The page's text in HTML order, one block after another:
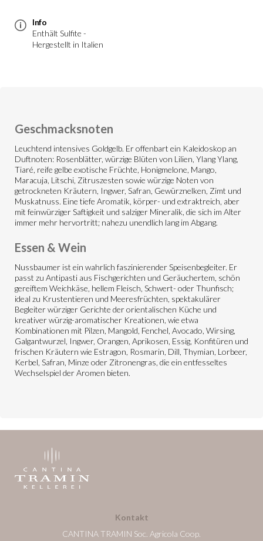
Info
Enthält Sulfite -
Hergestellt in Italien
Geschmacksnoten
Leuchtend intensives Goldgelb. Er offenbart ein Kaleidoskop an
Duftnoten: Rosenblätter, würzige Blüten von Lilien, Ylang Ylang,
Tiaré, reife gelbe exotische Früchte, Honigmelone, Mango,
Maracuja, Litschi, Zitruszesten sowie würzige Noten von
getrockneten Kräutern, Ingwer, Safran, Gewürznelken, Zimt und
Muskatnuss. Eine tiefe Aromatik, körper- und extraktreich, aber
mit feinwürziger Saftigkeit und salziger Mineralik, die sich im Alter
immer mehr hervortritt; nahezu unendlich lang im Abgang.
Essen & Wein
Nussbaumer ist ein wahrlich faszinierender Speisenbegleiter. Er
passt zu Antipasti aus Fischgerichten und Geräuchertem, schön
gereiftem Weichkäse, hellem Fleisch, Schwert- oder Thunfisch;
ideal zu Krustentieren und Meeresfrüchten, spektakulärer
Begleiter würziger Gerichte der orientalischen Küche und
kreativer würzig-aromatischer Kreationen, wie etwa
Kombinationen mit Pilzen, Mangold, Fenchel, Avocado, Wirsing,
Galgantwurzel, Ingwer, Orangen, Aprikosen, Essig, Konfitüren und
frischen Kräutern wie Estragon, Rosmarin, Dill, Thymian, Lorbeer,
Kerbel, Safran, Minze oder Zitronengras, die ein entfesseltes
Wechselspiel der Aromen bieten.
Kontakt
CANTINA TRAMIN Soc. Agricola Coop.